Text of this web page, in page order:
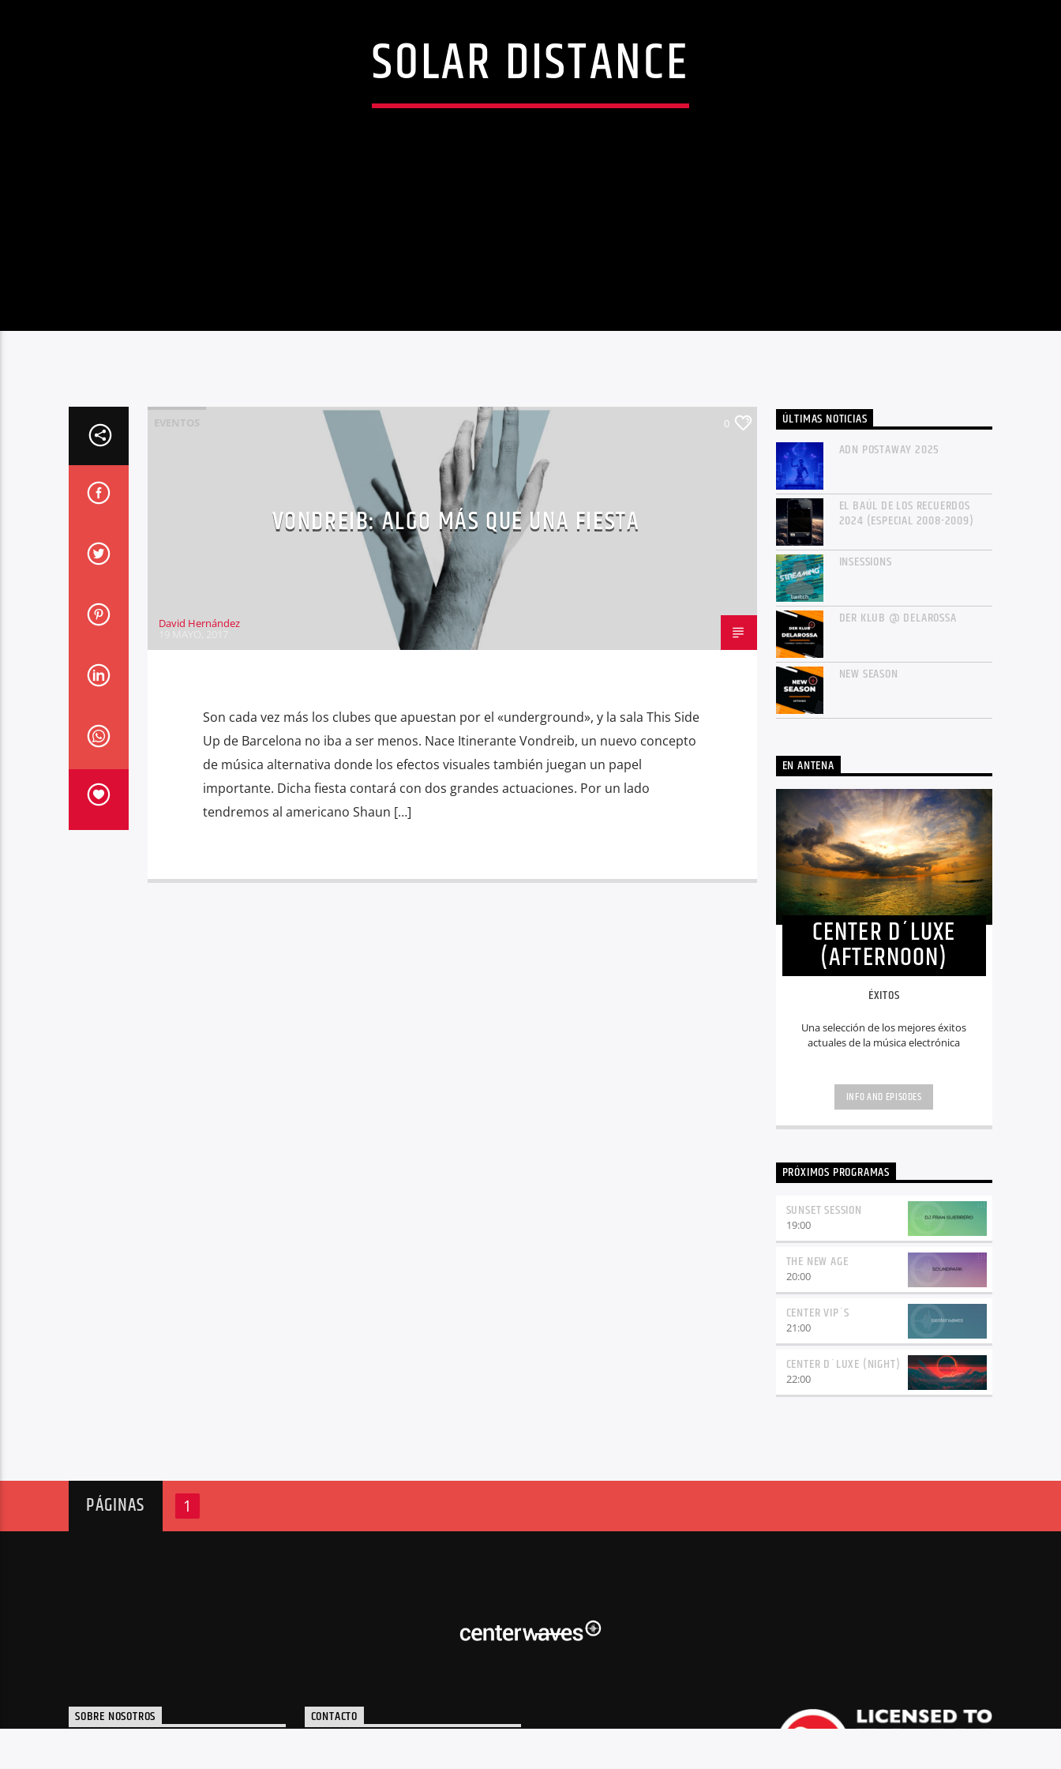
SOLAR DISTANCE
0
VONDREIB: ALGO MÁS QUE UNA FIESTA
David Hernández
Son cada vez más los clubes que apuestan por el «underground», y la sala This Side
Up de Barcelona no iba a ser menos. Nace Itinerante Vondreib, un nuevo concepto
de música alternativa donde los efectos visuales también juegan un papel
importante. Dicha fiesta contará con dos grandes actuaciones. Por un lado
tendremos al americano Shaun […]
ÚLTIMAS NOTICIAS
ADN POSTAWAY 2025
EL BAÚL DE LOS RECUERDOS
2024 (ESPECIAL 2008-2009)
INSESSIONS
DER KLUB @ DELAROSSA
NEW SEASON
EN ANTENA
CENTER D´LUXE
(AFTERNOON)
ÉXITOS
Una selección de los mejores éxitos
actuales de la música electrónica
INFO AND EPISODES
PRÓXIMOS PROGRAMAS
SUNSET SESSION
19:00
THE NEW AGE
20:00
CENTER VIP´S
21:00
CENTER D´LUXE (NIGHT)
22:00
PÁGINAS 1
SOBRE NOSOTROS CONTACTO